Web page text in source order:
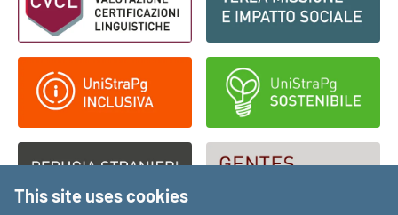
This site uses cookies